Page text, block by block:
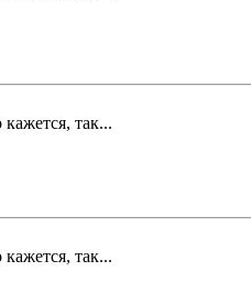
так...
так...